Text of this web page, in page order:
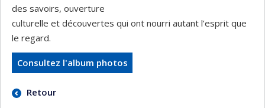
des savoirs, ouverture
culturelle et découvertes qui ont nourri autant l’esprit que
le regard.
Consultez l'album photos
Retour